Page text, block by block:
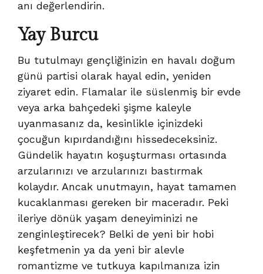
anı değerlendirin.
YayBurcu
Bu tutulmayı gençliğinizin en havalı doğum
günü partisi olarak hayal edin, yeniden
ziyaret edin. Flamalar ile süslenmiş bir evde
veya arka bahçedeki şişme kaleyle
uyanmasanız da, kesinlikle içinizdeki
çocuğun kıpırdandığını hissedeceksiniz.
Gündelik hayatın koşuşturması ortasında
arzularınızı ve arzularınızı bastırmak
kolaydır. Ancak unutmayın, hayat tamamen
kucaklanması gereken bir maceradır. Peki
ileriye dönük yaşam deneyiminizi ne
zenginleştirecek? Belki de yeni bir hobi
keşfetmenin ya da yeni bir alevle
romantizme ve tutkuya kapılmanıza izin